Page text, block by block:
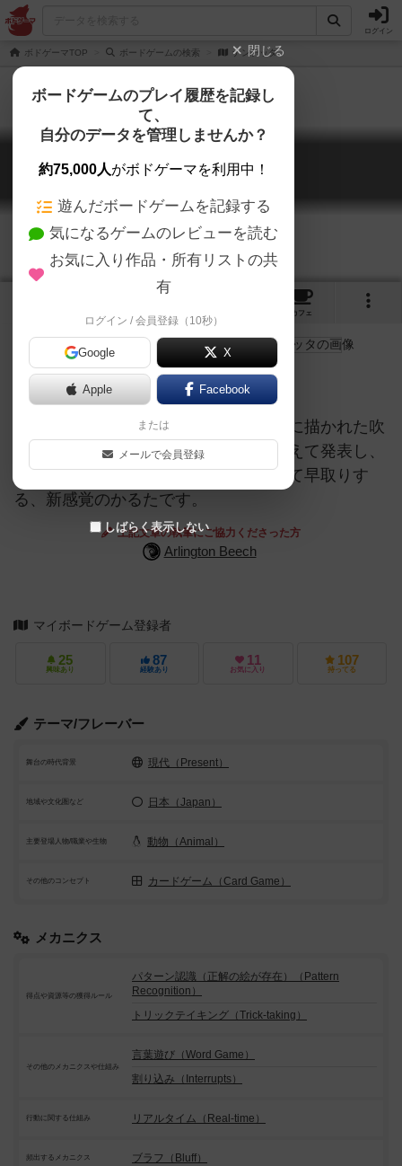
ログイン
ボドゲーマTOP ボードゲームの検索 ナンテッタ
ナンテッタ
Nantetta
カフェ
感受性を育む新感覚かるた
読み手がタイルを自由に選んで、そこに描かれた吹
き出しに入りそうなセリフを自分で考えて発表し、
他の全員が、これだ！と思う絵を探して早取りす
る、新感覚のかるたです。
上記文章の執筆にご協力くださった方
Arlington Beech
マイボードゲーム登録者
25
興味あり
87
経験あり
11
お気に入り
107
持ってる
テーマ/フレーバー
舞台の時代背景 現代（Present）
地域や文化圏など 日本（Japan）
主要登場人物/職業や生物 動物（Animal）
その他のコンセプト カードゲーム（Card Game）
メカニクス
得点や資源等の獲得ルール
パターン認識（正解の絵が存在）（Pattern
Recognition）
トリックテイキング（Trick-taking）
その他のメカニクスや仕組み
言葉遊び（Word Game）
割り込み（Interrupts）
行動に関する仕組み リアルタイム（Real-time）
頻出するメカニクス ブラフ（Bluff）
閉じる
ボードゲームのプレイ履歴を記録し
て、
自分のデータを管理しませんか？
約75,000人がボドゲーマを利用中！
遊んだボードゲームを記録する
気になるゲームのレビューを読む
お気に入り作品・所有リストの共
有
ログイン / 会員登録（10秒）
Google X
Apple Facebook
または
メールで会員登録
しばらく表示しない